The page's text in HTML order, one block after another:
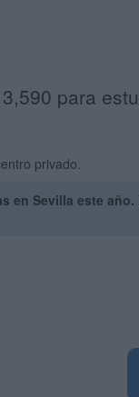
para
privado.
en Sevilla este año.